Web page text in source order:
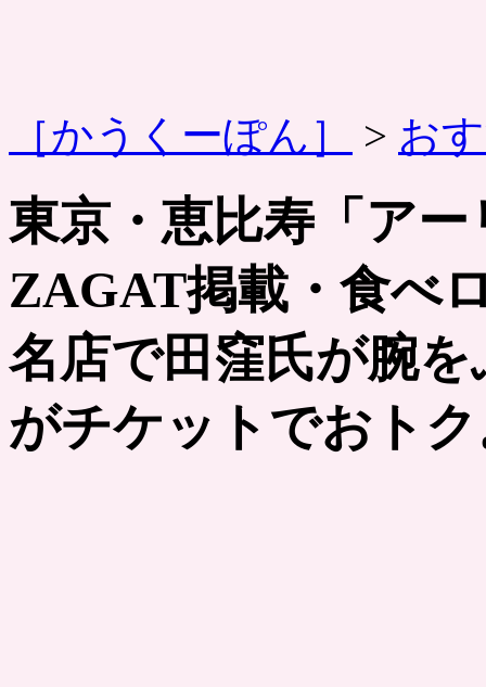
［かうくーぽん］ > お
東京・恵比寿「ア
ZAGAT掲載・食べ
名店で田窪氏が腕
がチケットでおト